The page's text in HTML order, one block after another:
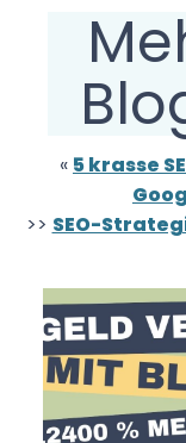
« 5 krasse
>> SEO-